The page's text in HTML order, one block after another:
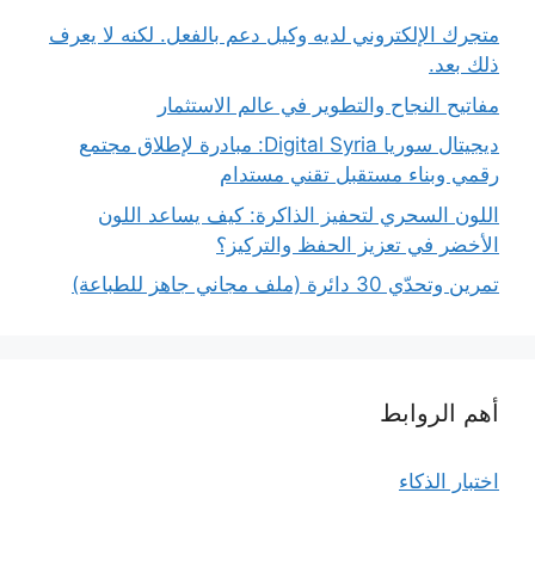
متجرك الإلكتروني لديه وكيل دعم بالفعل. لكنه لا يعرف
ذلك بعد.
مفاتيح النجاح والتطوير في عالم الاستثمار
ديجيتال سوريا Digital Syria: مبادرة لإطلاق مجتمع
رقمي وبناء مستقبل تقني مستدام
اللون السحري لتحفيز الذاكرة: كيف يساعد اللون
الأخضر في تعزيز الحفظ والتركيز؟
تمرين وتحدّي 30 دائرة (ملف مجاني جاهز للطباعة)
أهم الروابط
اختبار الذكاء